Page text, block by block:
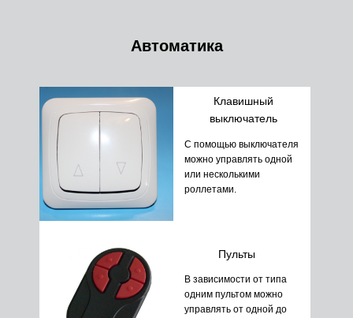
Автоматика
Клавишный
выключатель
Пульты
С помощью выключателя
можно управлять одной
или несколькими
роллетами.
В зависимости от типа
одним пультом можно
управлять от одной до